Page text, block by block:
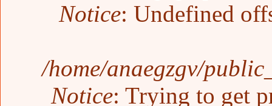
Notice: Undefined
/home/anaegzgv/
Notice: Trying to get